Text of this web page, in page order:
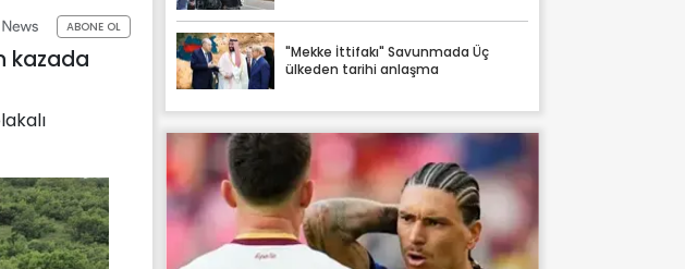
ABONE OL
kazada
"Mekke İttifakı" Savunmada Üç
ülkeden tarihi anlaşma